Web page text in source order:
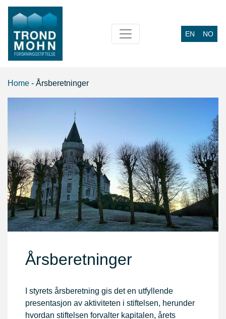
Main Navigation EN NO
Home - Årsberetninger
Årsberetninger
I styrets årsberetning gis det en utfyllende
presentasjon av aktiviteten i stiftelsen, herunder
hvordan stiftelsen forvalter kapitalen, årets